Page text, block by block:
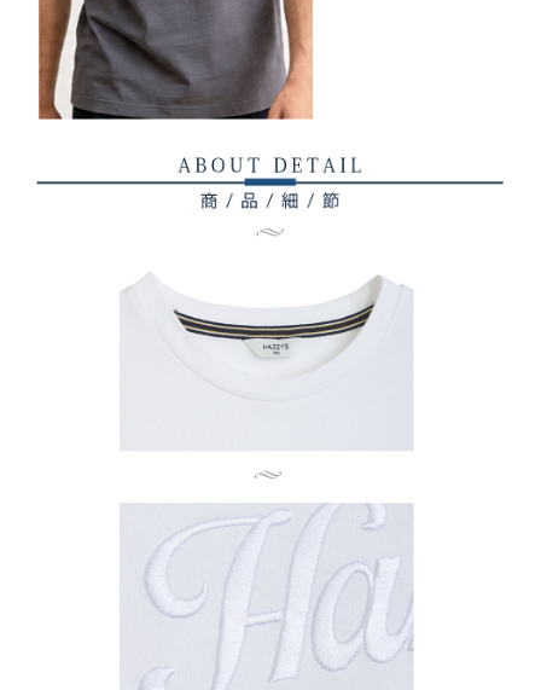
ます。当サービスご利用の際に提供しなければならない個人情報（注文者
の氏名、電話番号、受取人の氏名、電話番号、受取人住所を含むがこれに
限らない）は、AFTEEに渡され当サービスで必要な範囲内で利用されま
す。AFTEEの個人情報の収集、処理、利用について、詳細はAFTEE公式ホ
ームページの『個人情報の収集、処理及び利用に関する声明』をご参照く
ださい（https://aftee.tw/privacypolicy/）。
AFTEEの初回ご利用の際に、審査を通過すれば、最高額がNT$10,000にな
ります。支払い期限を過ぎた場合、その金額に基づいて年利20%の遅延滞
納金が加算されます。未成年の利用者は、事前に法定代理人または後見人
の同意を得ればAFTEEをご利用いただけます。
個人情報の処理、利用について疑問がある、または関連する法律の権利を
行使したい場合は、ネットプロテクションズ
cs_tw@netprotections.co.jp
にご連絡ください。上記に示した個人情報を、必要な購入注文書とあわせ
てAFTEEにご提供いただく、またはAFTEEにあなたの個人情報の収集、処
理、利用を許可することににご同意いただけない場合は、当サービスを選
離島宅配
送料無料